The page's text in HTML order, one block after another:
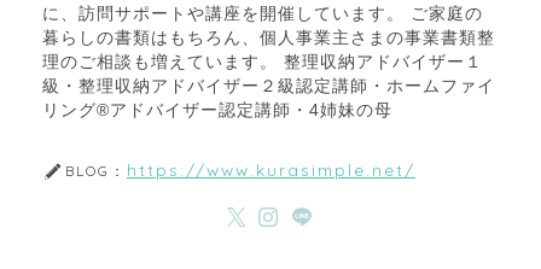
に、訪問サポートや講座を開催しています。 ご家庭の
暮らしの書類はもちろん、個人事業主さまの事業書類整
理のご相談も増えています。 整理収納アドバイザー１
級・整理収納アドバイザー２級認定講師・ホームファイ
リング®アドバイザー認定講師・4姉妹の母
BLOG： https://www.kurasimple.net/